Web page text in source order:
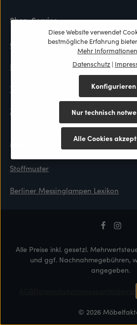
Shop-Service
Cookie Consent
Kontaktformular
Top-Preis Garantie
Zahlung & Versand
Materialien
Stoffmuster
Berliner Messinglampen Lexikon
Alle Preise inkl. gesetzl.
und ggf. Nachnahmegebühren,
angegeben.
© 2026
Diese Website verwendet
bestmögliche Erfahrung
Mehr
Datenschutz |
Nur technisch
Konfigurieren
Alle Cookies